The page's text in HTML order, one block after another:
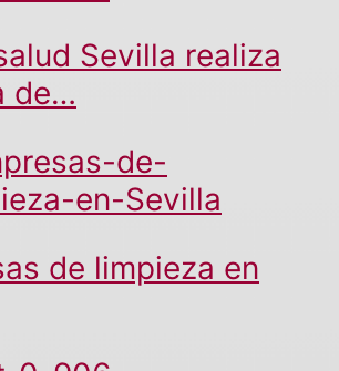
Sevilla realiza
de…
de limpieza en